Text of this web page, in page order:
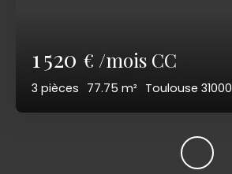
1 520 € /mois CC
3 pièces 77.75 m² Toulouse 31000